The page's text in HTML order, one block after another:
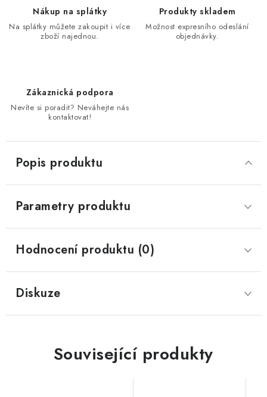
Nákup na splátky
Na splátky můžete zakoupit i více
zboží najednou.
Produkty skladem
Možnost expresního odeslání
objednávky.
Zákaznická podpora
Nevíte si poradit? Neváhejte nás
kontaktovat!
Popis produktu
Parametry produktu
Hodnocení produktu (0)
Diskuze
Související produkty